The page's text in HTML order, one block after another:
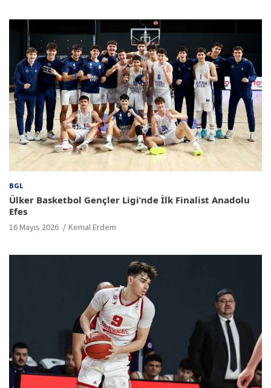
BGL
Ülker Basketbol Gençler Ligi’nde İlk Finalist Anadolu
Efes
16 Mayıs 2026 Kemal Erdem